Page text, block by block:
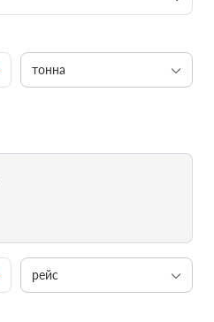
тонна
рейс